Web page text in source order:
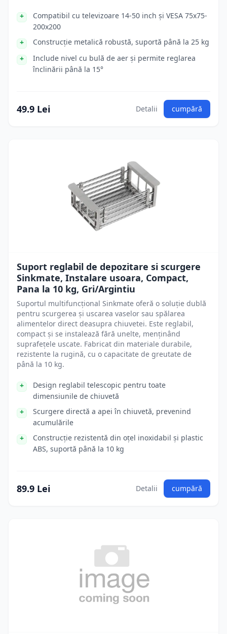
Compatibil cu televizoare 14-50 inch și VESA 75x75-
200x200
Construcție metalică robustă, suportă până la 25 kg
Include nivel cu bulă de aer și permite reglarea
înclinării până la 15°
49.9 Lei Detalii cumpără
Suport reglabil de depozitare si scurgere
Sinkmate, Instalare usoara, Compact,
Pana la 10 kg, Gri/Argintiu
Suportul multifuncțional Sinkmate oferă o soluție dublă
pentru scurgerea și uscarea vaselor sau spălarea
alimentelor direct deasupra chiuvetei. Este reglabil,
compact și se instalează fără unelte, menținând
suprafețele uscate. Fabricat din materiale durabile,
rezistente la rugină, cu o capacitate de greutate de
până la 10 kg.
Design reglabil telescopic pentru toate
dimensiunile de chiuvetă
Scurgere directă a apei în chiuvetă, prevenind
acumulările
Construcție rezistentă din oțel inoxidabil și plastic
ABS, suportă până la 10 kg
89.9 Lei Detalii cumpără